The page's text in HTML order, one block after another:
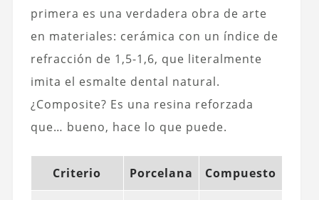
primera es una verdadera obra de arte
en materiales: cerámica con un índice de
refracción de 1,5-1,6, que literalmente
imita el esmalte dental natural.
¿Composite? Es una resina reforzada
que… bueno, hace lo que puede.
Criterio Porcelana Compuesto